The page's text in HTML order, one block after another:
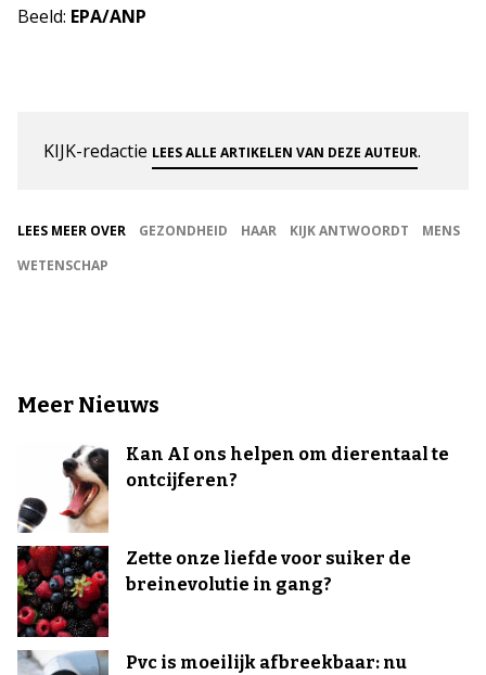
Beeld: EPA/ANP
KIJK-redactie LEES ALLE ARTIKELEN VAN DEZE AUTEUR.
LEES MEER OVER GEZONDHEID HAAR KIJK ANTWOORDT
MENS
WETENSCHAP
Meer Nieuws
Kan AI ons helpen om dierentaal te
ontcijferen?
Zette onze liefde voor suiker de
breinevolutie in gang?
Pvc is moeilijk afbreekbaar: nu